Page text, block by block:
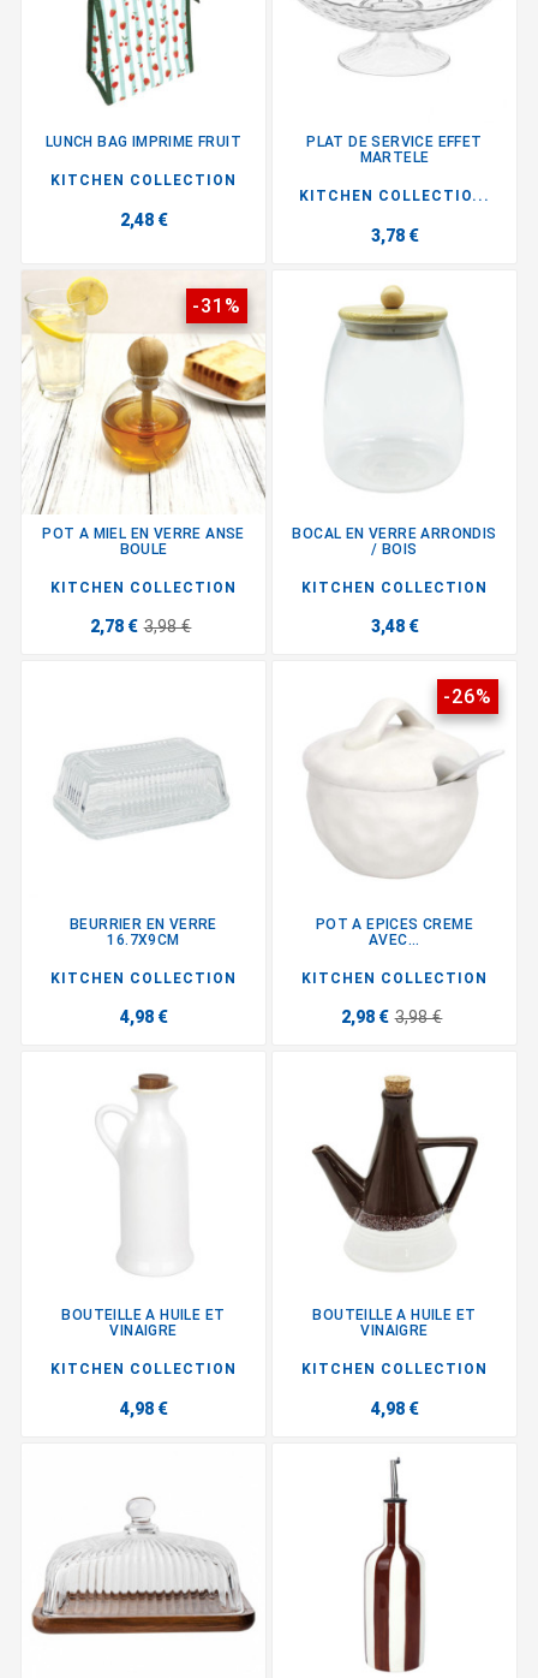
LUNCH BAG IMPRIME FRUIT
KITCHEN COLLECTION
2,48 €
PLAT DE SERVICE EFFET
MARTELE
KITCHEN COLLECTIO...
3,78 €
-31%
POT A MIEL EN VERRE ANSE
BOULE
KITCHEN COLLECTION
2,78 € 3,98 €
BOCAL EN VERRE ARRONDIS
/ BOIS
KITCHEN COLLECTION
3,48 €
BEURRIER EN VERRE
16.7X9CM
KITCHEN COLLECTION
4,98 €
-26%
POT A EPICES CREME
AVEC...
KITCHEN COLLECTION
2,98 € 3,98 €
BOUTEILLE A HUILE ET
VINAIGRE
KITCHEN COLLECTION
4,98 €
BOUTEILLE A HUILE ET
VINAIGRE
KITCHEN COLLECTION
4,98 €